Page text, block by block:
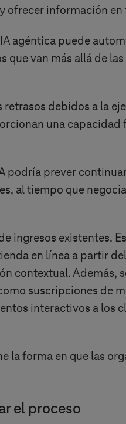
ofrecer información en
agéntica puede
van más allá de
debidos a la
una capacidad
podría prever
al tiempo que
ingresos existentes.
en línea a partir
contextual. Además,
suscripciones de
interactivos a los
la forma en que las
el proceso